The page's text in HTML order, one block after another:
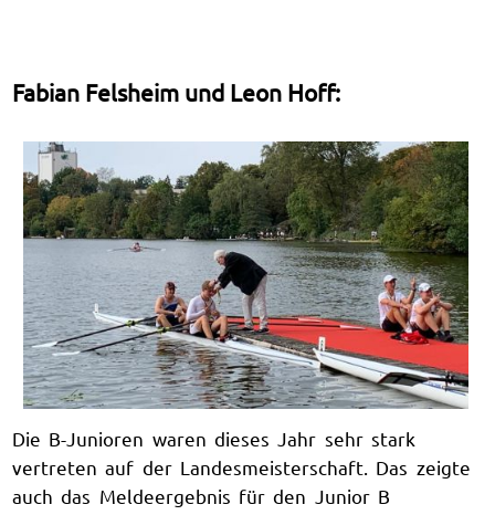
Fabian Felsheim und Leon Hoff:
Die B-Junioren waren dieses Jahr sehr stark
vertreten auf der Landesmeisterschaft. Das zeigte
auch das Meldeergebnis für den Junior B